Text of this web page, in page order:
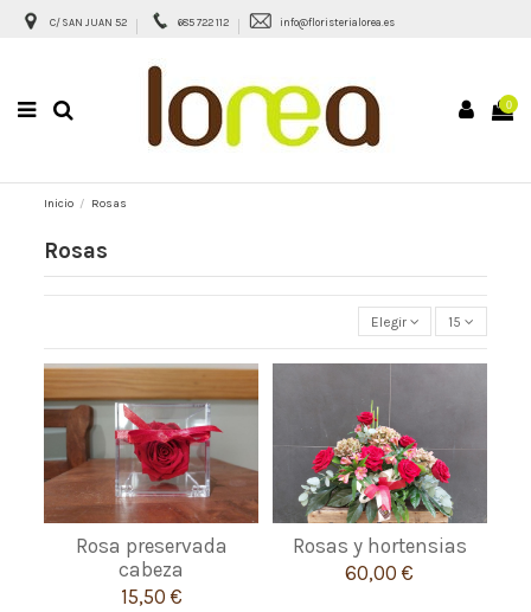
C/ SAN JUAN 52 685 722 112 info@floristerialorea.es
0
Inicio Rosas
Rosas
Elegir 15
Rosa preservada
cabeza
15,50 €
Rosas y hortensias
60,00 €